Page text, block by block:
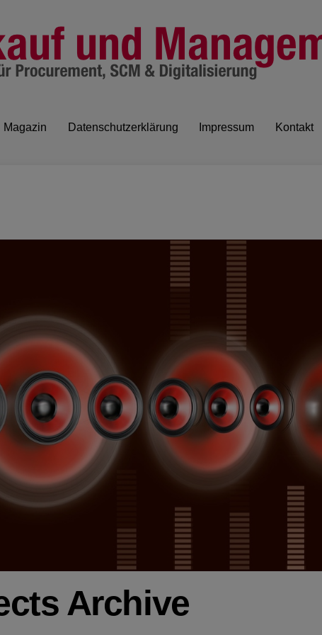
Magazin Datenschutzerklärung Impressum Kontakt
Archive